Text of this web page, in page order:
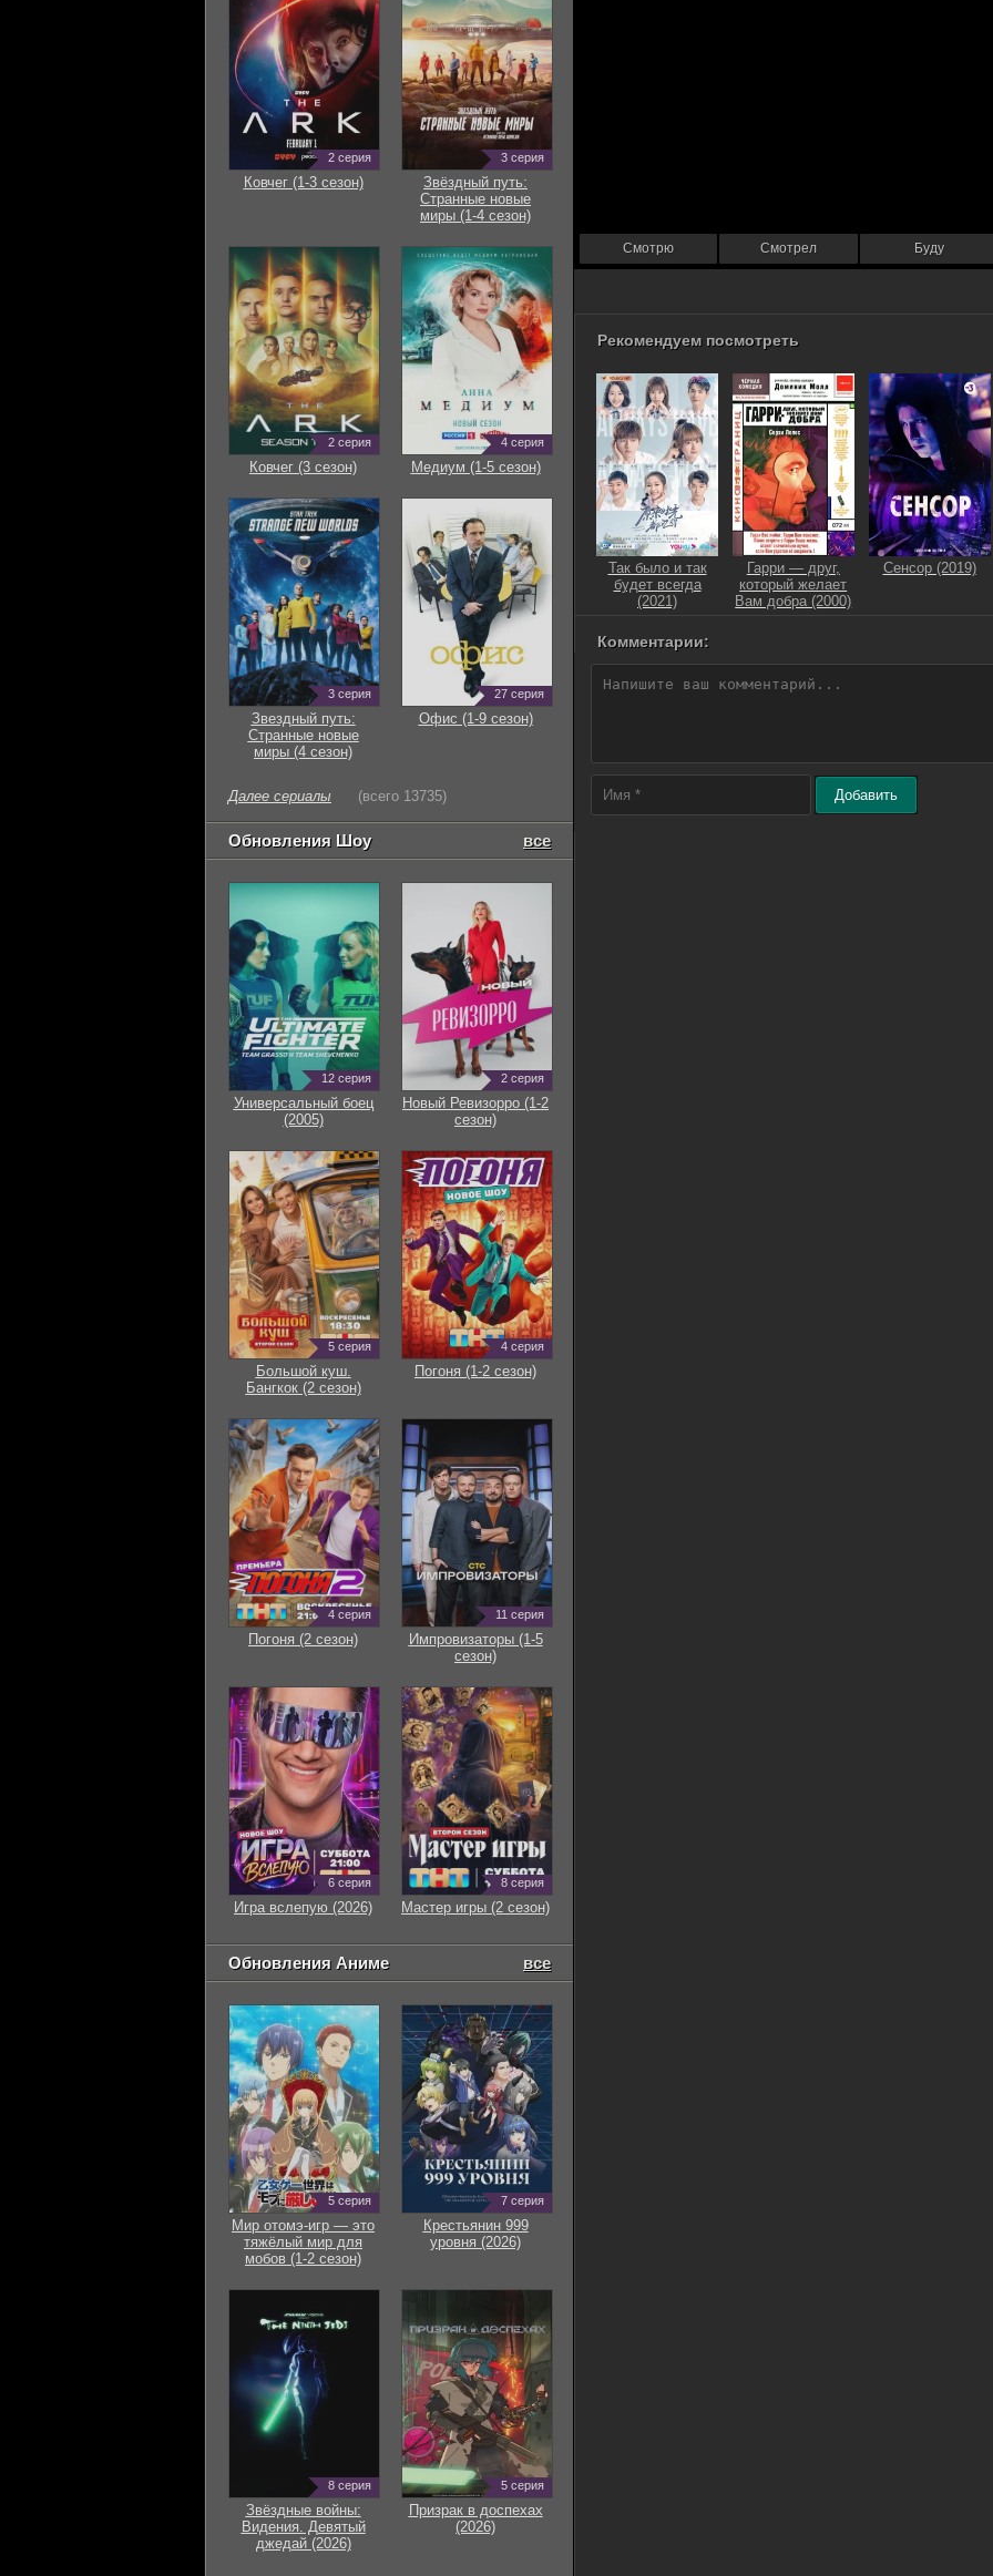
Смотрю Смотрел Буду
Рекомендуем посмотреть
Так было и так
будет всегда
(2021)
Гарри — друг,
который желает
Вам добра (2000)
Сенсор (2019)
Комментарии:
Добавить
2 серия
Ковчег (1-3 сезон)
3 серия
Звёздный путь:
Странные новые
миры (1-4 сезон)
2 серия
Ковчег (3 сезон)
4 серия
Медиум (1-5 сезон)
3 серия
Звездный путь:
Странные новые
миры (4 сезон)
27 серия
Офис (1-9 сезон)
Далее сериалы (всего 13735)
Обновления Шоу все
12 серия
Универсальный боец
(2005)
2 серия
Новый Ревизорро (1-2
сезон)
5 серия
Большой куш.
Бангкок (2 сезон)
4 серия
Погоня (1-2 сезон)
4 серия
Погоня (2 сезон)
11 серия
Импровизаторы (1-5
сезон)
6 серия
Игра вслепую (2026)
8 серия
Мастер игры (2 сезон)
Обновления Аниме все
5 серия
Мир отомэ-игр — это
тяжёлый мир для
мобов (1-2 сезон)
7 серия
Крестьянин 999
уровня (2026)
8 серия
Звёздные войны:
Видения. Девятый
джедай (2026)
5 серия
Призрак в доспехах
(2026)